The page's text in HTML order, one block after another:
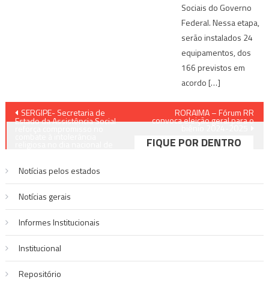
Sociais do Governo
Federal. Nessa etapa,
serão instalados 24
equipamentos, dos
166 previstos em
acordo […]
Navegação
SERGIPE- Secretaria de
Estado da Assistência Social
RORAIMA – Fórum RR
convoca eleição geral para o
FIQUE POR DENTRO
Notícias pelos estados
Notí­cias gerais
Informes Institucionais
Institucional
Repositório